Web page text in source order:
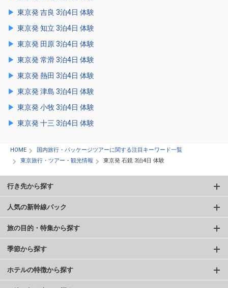
東京発 吉良 3泊4日 体験
東京発 知立 3泊4日 体験
東京発 田原 3泊4日 体験
東京発 常滑 3泊4日 体験
東京発 熱田 3泊4日 体験
東京発 津島 3泊4日 体験
東京発 小牧 3泊4日 体験
東京発 十三 3泊4日 体験
HOME
国内旅行・パッケージツアーに関する注目キーワード一覧
東京旅行・ツアー・観光情報
東京発 石鏡 3泊4日 体験
行き先から探す
人気の新幹線パック
旅の目的・特集から探す
季節から探す
ホテルの特徴から探す